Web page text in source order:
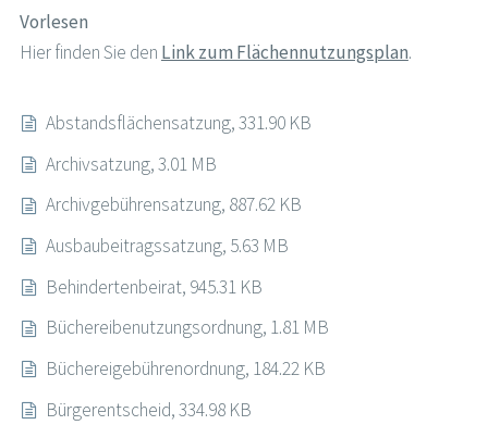
Vorlesen
Hier finden Sie den Link zum Flächennutzungsplan.
Abstandsflächensatzung, 331.90 KB
Archivsatzung, 3.01 MB
Archivgebührensatzung, 887.62 KB
Ausbaubeitragssatzung, 5.63 MB
Behindertenbeirat, 945.31 KB
Büchereibenutzungsordnung, 1.81 MB
Büchereigebührenordnung, 184.22 KB
Bürgerentscheid, 334.98 KB